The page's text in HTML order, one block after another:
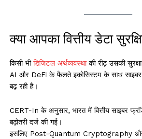
क्या आपका वित्तीय डेटा
किसी भीडिजिटल अर्थव्यवस्थाकी रीढ़ उसकी सुरक्षा
AI और DeFi के फैलते इकोसिस्टम के साथ साइबर-
बढ़ रही है।
CERT-In के अनुसार, भारत में वित्तीय साइबर
बढ़ोतरी दर्ज की गई।
इसलिए Post-Quantum Cryptography और